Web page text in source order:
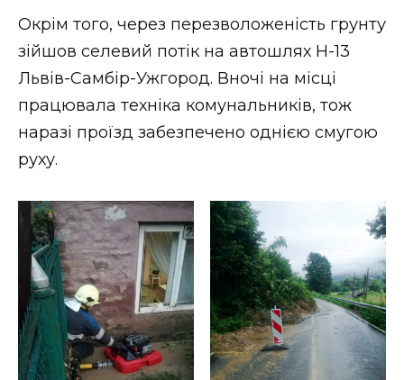
Окрім того, через перезволоженість грунту
зійшов селевий потік на автошлях Н-13
Львів-Самбір-Ужгород. Вночі на місці
працювала техніка комунальників, тож
наразі проїзд забезпечено однією смугою
руху.